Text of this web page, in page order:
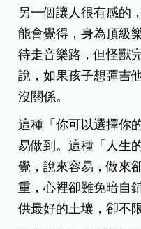
另一個讓人很有感的
能會覺得，身為頂級
待走音樂路，但怪獸
說，如果孩子想彈吉
沒關係。
這種「你可以選擇你
易做到。這種「人生
覺，說來容易，做來
重，心裡卻難免暗自
供最好的土壤，卻不